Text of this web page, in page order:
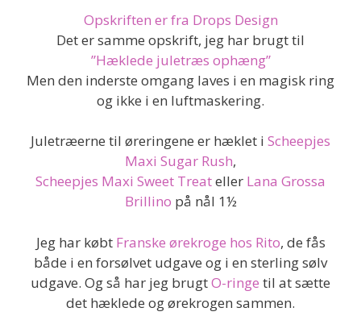
Opskriften er fra Drops Design
Det er samme opskrift, jeg har brugt til
”Hæklede juletræs ophæng”
Men den inderste omgang laves i en magisk ring
og ikke i en luftmaskering.
Juletræerne til øreringene er hæklet i Scheepjes
Maxi Sugar Rush,
Scheepjes Maxi Sweet Treateller Lana Grossa
Brillino på nål 1½
Jeg har købt Franske ørekroge hos Rito, de fås
både i en forsølvet udgave og i en sterling sølv
udgave. Og så har jeg brugtO-ringe til at sætte
det hæklede og ørekrogen sammen.